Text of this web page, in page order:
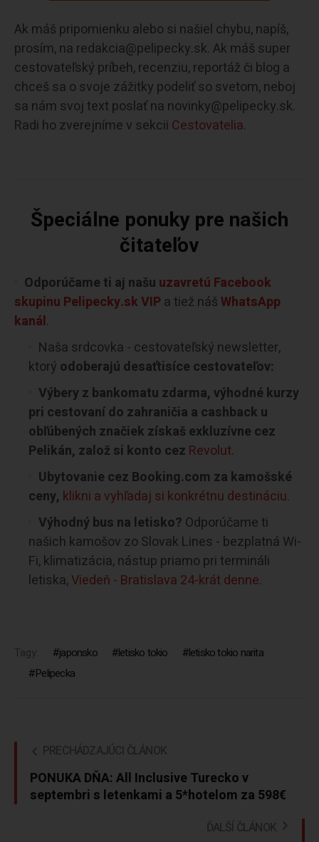
Ak máš pripomienku alebo si našiel chybu, napíš,
prosím, na redakcia@pelipecky.sk. Ak máš super
cestovateľský príbeh, recenziu, reportáž či blog a
chceš sa o svoje zážitky podeliť so svetom, neboj
sa nám svoj text poslať na novinky@pelipecky.sk.
Radi ho zverejníme v sekcii Cestovatelia.
Špeciálne ponuky pre našich
čitateľov
Odporúčame ti aj našu uzavretú Facebook
skupinu Pelipecky.sk VIP a tiež nášWhatsApp
kanál.
Naša srdcovka - cestovateľský newsletter,
ktorý odoberajú desaťtisíce cestovateľov:
Výbery z bankomatu zdarma, výhodné kurzy
pri cestovaní do zahraničia a cashback u
obľúbených značiek získaš exkluzívne cez
Pelikán, založ si konto cez Revolut.
Ubytovanie cez Booking.com za kamošské
ceny, klikni a vyhľadaj si konkrétnu destináciu.
Výhodný bus na letisko? Odporúčame ti
našich kamošov zo Slovak Lines - bezplatná Wi-
Fi, klimatizácia, nástup priamo pri termináli
letiska,Viedeň - Bratislava 24-krát denne.
Tagy: japonsko letisko tokio
letisko tokio narita
Pelipecka
PRECHÁDZAJÚCI ČLÁNOK
PONUKA DŇA: All Inclusive Turecko v
septembri s letenkami a 5*hotelom za 598€
ĎALŠÍ ČLÁNOK